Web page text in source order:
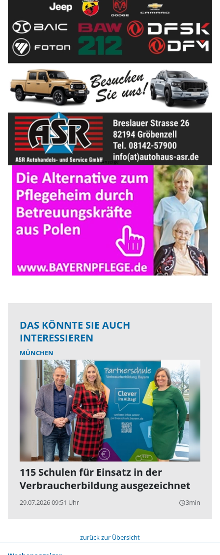
DAS KÖNNTE SIE AUCH
INTERESSIEREN
MÜNCHEN
115 Schulen für Einsatz in der
Verbraucherbildung ausgezeichnet
29.07.2026 09:51 Uhr query_builder3min
zurück zur Übersicht